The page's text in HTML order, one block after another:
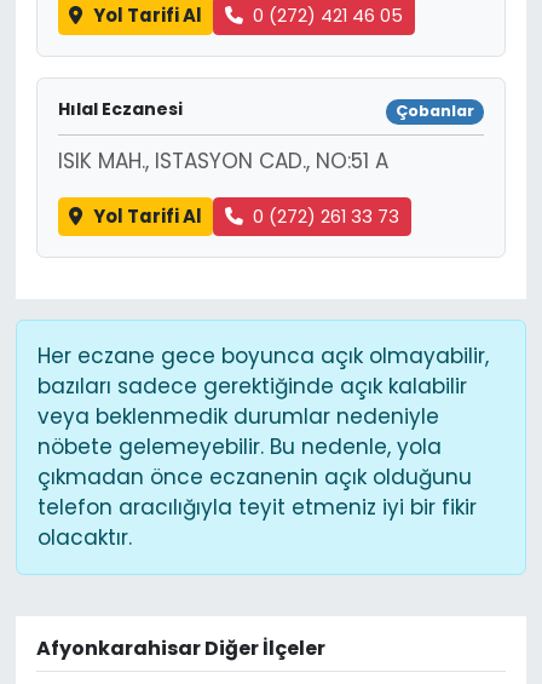
Yol Tarifi Al 0 (272) 421 46 05
Hılal Eczanesi Çobanlar
ISIK MAH., ISTASYON CAD., NO:51 A
Yol Tarifi Al 0 (272) 261 33 73
Her eczane gece boyunca açık olmayabilir,
bazıları sadece gerektiğinde açık kalabilir
veya beklenmedik durumlar nedeniyle
nöbete gelemeyebilir. Bu nedenle, yola
çıkmadan önce eczanenin açık olduğunu
telefon aracılığıyla teyit etmeniz iyi bir fikir
olacaktır.
Afyonkarahisar Diğer İlçeler